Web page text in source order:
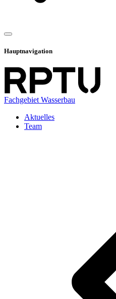
Hauptnavigation
Fachgebiet Wasserbau
Aktuelles
Team